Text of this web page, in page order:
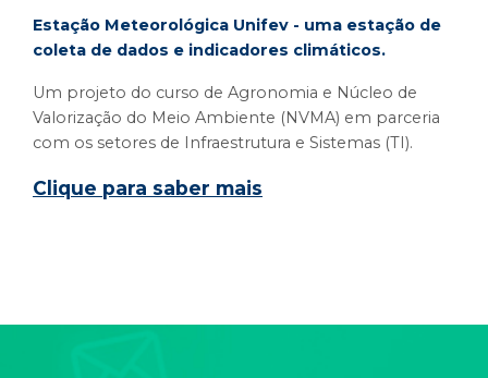
Estação Meteorológica Unifev - uma estação de
coleta de dados e indicadores climáticos.
Um projeto do curso de Agronomia e Núcleo de
Valorização do Meio Ambiente (NVMA) em parceria
com os setores de Infraestrutura e Sistemas (TI).
Clique para saber mais